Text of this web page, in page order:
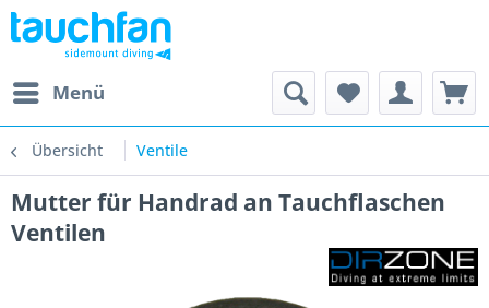
Menü
Übersicht Ventile
Mutter für Handrad an Tauchflaschen
Ventilen